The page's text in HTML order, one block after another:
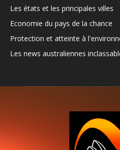
Les états et les principales villes
Economie du pays de la chance
Protection et atteinte à
Les news australiennes